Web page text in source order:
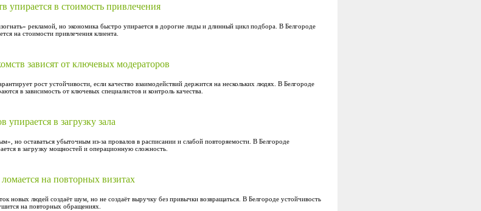
упирается в стоимость привлечения
рекламой, но экономика быстро упирается в дорогие лиды и длинный цикл подбора. В Белгороде
на стоимости привлечения клиента.
зависят от ключевых модераторов
рост устойчивости, если качество взаимодействий держится на нескольких людях. В Белгороде
в зависимость от ключевых специалистов и контроль качества.
упирается в загрузку зала
но оставаться убыточным из-за провалов в расписании и слабой повторяемости. В Белгороде
в загрузку мощностей и операционную сложность.
на повторных визитах
новых людей создаёт шум, но не создаёт выручку без привычки возвращаться. В Белгороде устойчивость
на повторных обращениях.